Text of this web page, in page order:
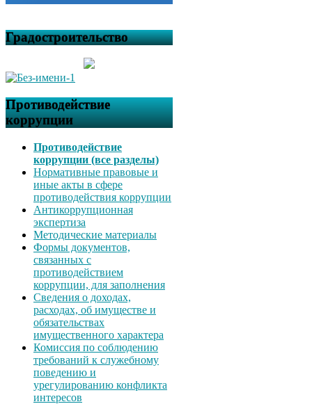
Градостроительство
Противодействие
коррупции
Противодействие
коррупции (все разделы)
Нормативные правовые и
иные акты в сфере
противодействия коррупции
Антикоррупционная
экспертиза
Методические материалы
Формы документов,
связанных с
противодействием
коррупции, для заполнения
Сведения о доходах,
расходах, об имуществе и
обязательствах
имущественного характера
Комиссия по соблюдению
требований к служебному
поведению и
урегулированию конфликта
интересов